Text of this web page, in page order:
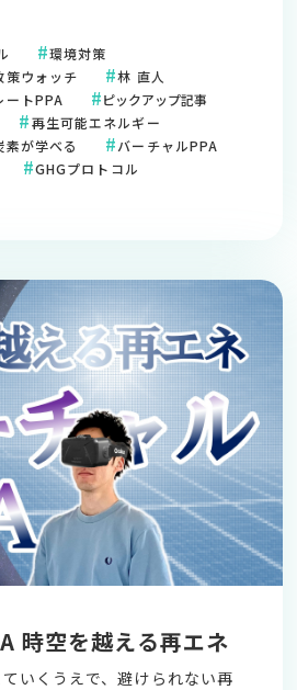
環境対策
策ウォッチ
林 直人
ートPPA
ピックアップ記事
再生可能エネルギー
素が学べる
バーチャルPPA
GHGプロトコル
時空を越える再エネ
いくうえで、避けられない再